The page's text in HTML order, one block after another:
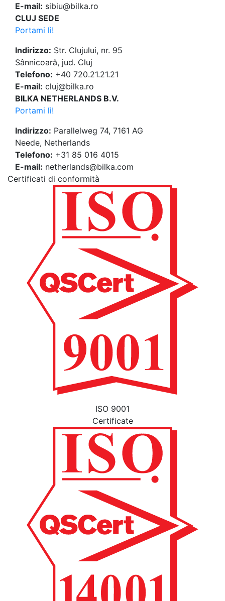
E-mail: sibiu@bilka.ro
CLUJ SEDE
Portami lì!
Indirizzo: Str. Clujului, nr. 95
Sânnicoară, jud. Cluj
Telefono: +40 720.21.21.21
E-mail: cluj@bilka.ro
BILKA NETHERLANDS B.V.
Portami lì!
Indirizzo: Parallelweg 74, 7161 AG
Neede, Netherlands
Telefono: +31 85 016 4015
E-mail: netherlands@bilka.com
Certificati di conformità
ISO 9001
Certificate